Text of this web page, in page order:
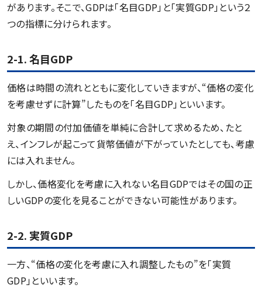
があります。そこで、GDPは「名目GDP」と「実質GDP」という２
つの指標に分けられます。
2-1. 名目GDP
価格は時間の流れとともに変化していきますが、“価格の変化
を考慮せずに計算”したものを「名目GDP」といいます。
対象の期間の付加価値を単純に合計して求めるため、たと
え、インフレが起こって貨幣価値が下がっていたとしても、考慮
には入れません。
しかし、価格変化を考慮に入れない名目GDPではその国の正
しいGDPの変化を見ることができない可能性があります。
2-2. 実質GDP
一方、“価格の変化を考慮に入れ調整したもの”を「実質
GDP」といいます。